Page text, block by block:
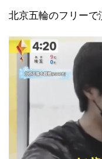
北京五輪のフリーで